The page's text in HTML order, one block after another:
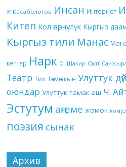
Ж.Касаболотов Инсан Интернет
Китеп Кол өнөрчүлүк Кыргыз
Кыргыз тили Манас
кептер Нарк О. Шакир Салт
Театр Тил Төкмө акын Улуттук
оюндар Улуттук тамак-аш Ч.
Эстутум аңгеме жомок комуз
поэзия сынак
Архив